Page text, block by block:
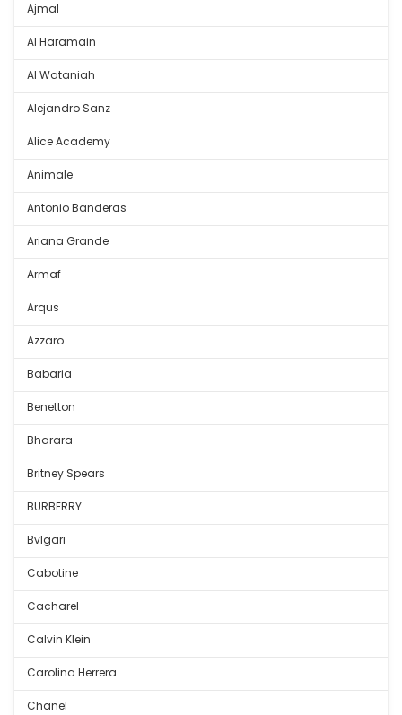
Ajmal
Al Haramain
Al Wataniah
Alejandro Sanz
Alice Academy
Animale
Antonio Banderas
Ariana Grande
Armaf
Arqus
Azzaro
Babaria
Benetton
Bharara
Britney Spears
BURBERRY
Bvlgari
Cabotine
Cacharel
Calvin Klein
Carolina Herrera
Chanel